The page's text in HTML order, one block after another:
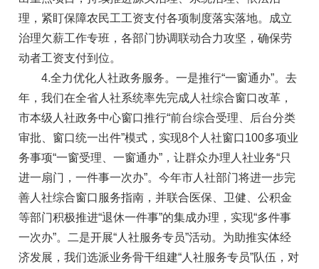
理，紧盯保障农民工工资支付各项制度落实落地。成立
治理欠薪工作专班，各部门协调联动合力攻坚，确保劳
动者工资支付到位。
4.全力优化人社政务服务。一是推行“一窗通办”。去
年，我们在全省人社系统率先完成人社综合窗口改革，
市本级人社政务中心窗口推行“前台综合受理、后台分类
审批、窗口统一出件”模式，实现8个人社窗口100多项业
务事项“一窗受理、一窗通办”，让群众办理人社业务“只
进一扇门，一件事一次办”。今年市人社部门将进一步完
善人社综合窗口服务指南，并联合医保、卫健、公积金
等部门积极推进“退休一件事”的集成办理，实现“多件事
一次办”。二是开展“人社服务专员”活动。为助推实体经
济发展，我们选派业务骨干组建“人社服务专员”队伍，对